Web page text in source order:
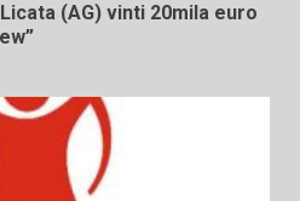
(AG) vinti 20mila euro